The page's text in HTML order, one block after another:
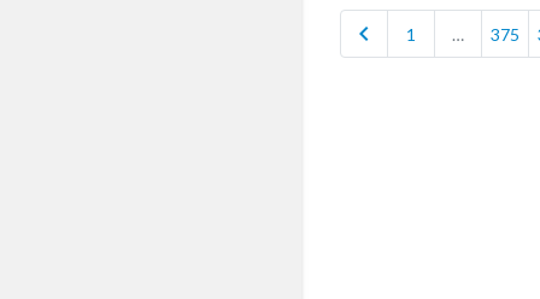
chevron_left 1 … 375